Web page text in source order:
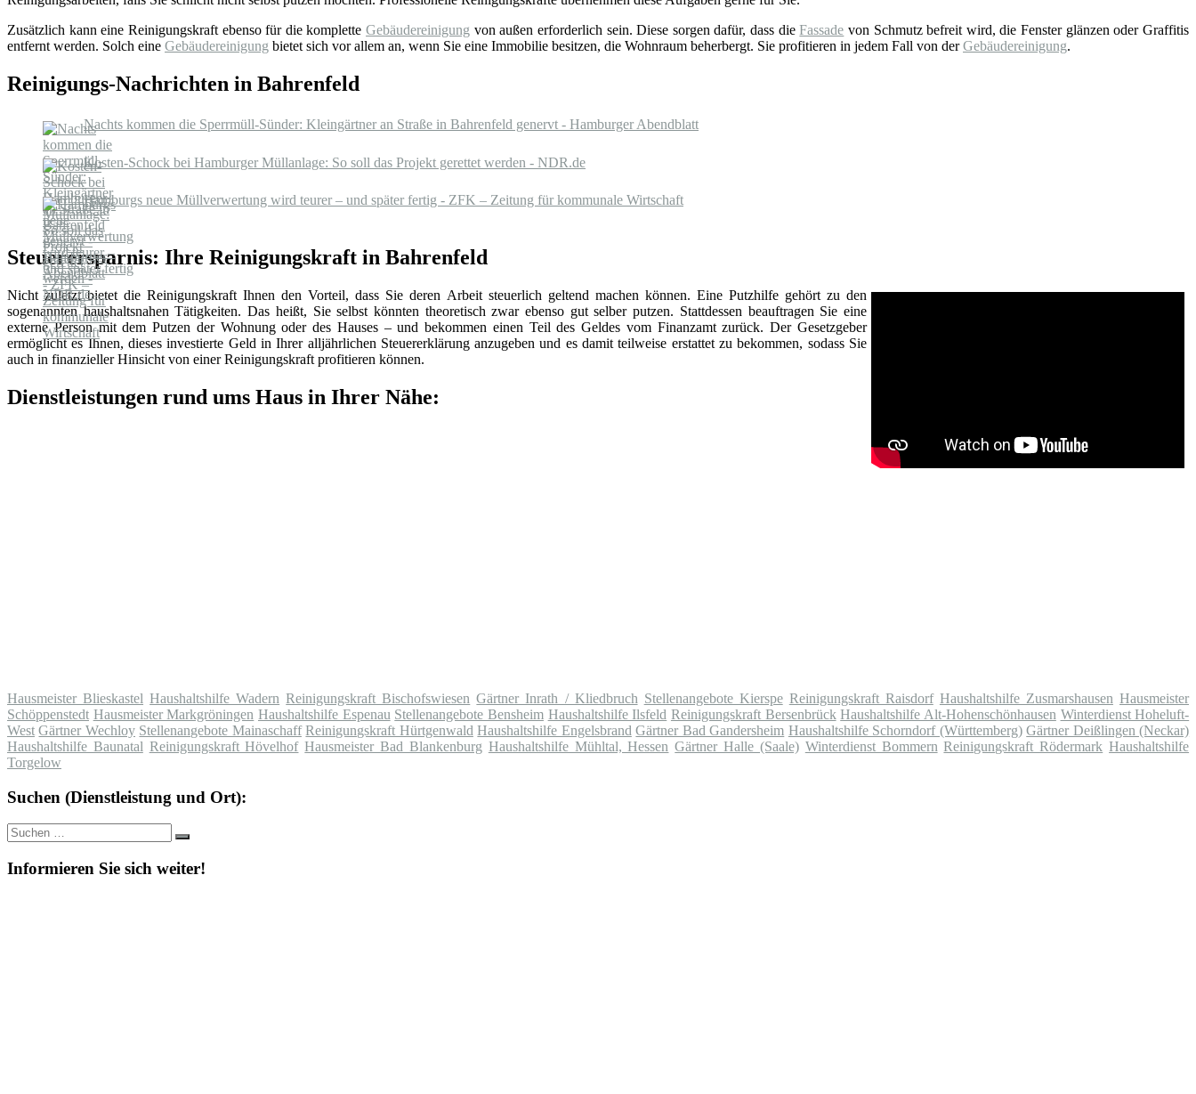
Zusätzlich kann eine Reinigungskraft ebenso für die kompletteGebäudereinigung von außen erforderlich sein. Diese sorgen dafür, dass dieFassade von Schmutz befreit wird, die Fenster glänzen oder Graffitis
entfernt werden. Solch eine Gebäudereinigung bietet sich vor allem an, wenn Sie eine Immobilie besitzen, die Wohnraum beherbergt. Sie profitieren in jedem Fall von derGebäudereinigung.
Reinigungs-Nachrichten in Bahrenfeld
Nachts kommen die Sperrmüll-Sünder: Kleingärtner an Straße in Bahrenfeld genervt - Hamburger Abendblatt
Kosten-Schock bei Hamburger Müllanlage: So soll das Projekt gerettet werden - NDR.de
Hamburgs neue Müllverwertung wird teurer – und später fertig - ZFK – Zeitung für kommunale Wirtschaft
Steuerersparnis: Ihre Reinigungskraft in Bahrenfeld
Nicht zuletzt bietet die Reinigungskraft Ihnen den Vorteil, dass Sie deren Arbeit steuerlich geltend machen können. Eine Putzhilfe gehört zu den
sogenannten haushaltsnahen Tätigkeiten. Das heißt, Sie selbst könnten theoretisch zwar ebenso gut selber putzen. Stattdessen beauftragen Sie eine
externe Person mit dem Putzen der Wohnung oder des Hauses – und bekommen einen Teil des Geldes vom Finanzamt zurück. Der Gesetzgeber
ermöglicht es Ihnen, dieses investierte Geld in Ihrer alljährlichen Steuererklärung anzugeben und es damit teilweise erstattet zu bekommen, sodass Sie
auch in finanzieller Hinsicht von einer Reinigungskraft profitieren können.
Dienstleistungen rund ums Haus in Ihrer Nähe:
Hausmeister Blieskastel Haushaltshilfe Wadern Reinigungskraft Bischofswiesen Gärtner Inrath / Kliedbruch Stellenangebote Kierspe Reinigungskraft Raisdorf Haushaltshilfe Zusmarshausen Hausmeister
Schöppenstedt Hausmeister Markgröningen Haushaltshilfe Espenau Stellenangebote Bensheim Haushaltshilfe Ilsfeld Reinigungskraft Bersenbrück Haushaltshilfe Alt-Hohenschönhausen Winterdienst Hoheluft-
West Gärtner Wechloy Stellenangebote Mainaschaff Reinigungskraft Hürtgenwald Haushaltshilfe Engelsbrand Gärtner Bad Gandersheim Haushaltshilfe Schorndorf (Württemberg) Gärtner Deißlingen (Neckar)
Haushaltshilfe Baunatal Reinigungskraft Hövelhof Hausmeister Bad Blankenburg Haushaltshilfe Mühltal, Hessen Gärtner Halle (Saale) Winterdienst Bommern Reinigungskraft Rödermark Haushaltshilfe
Torgelow
Suchen (Dienstleistung und Ort):
Suche
nach:
Suchen
Informieren Sie sich weiter!